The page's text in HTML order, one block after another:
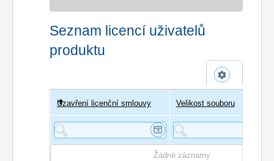
Seznam licencí uživatelů
produktu
Uživatel
Uzavření licenční smlouvy Velikost souboru
Žádné záznamy